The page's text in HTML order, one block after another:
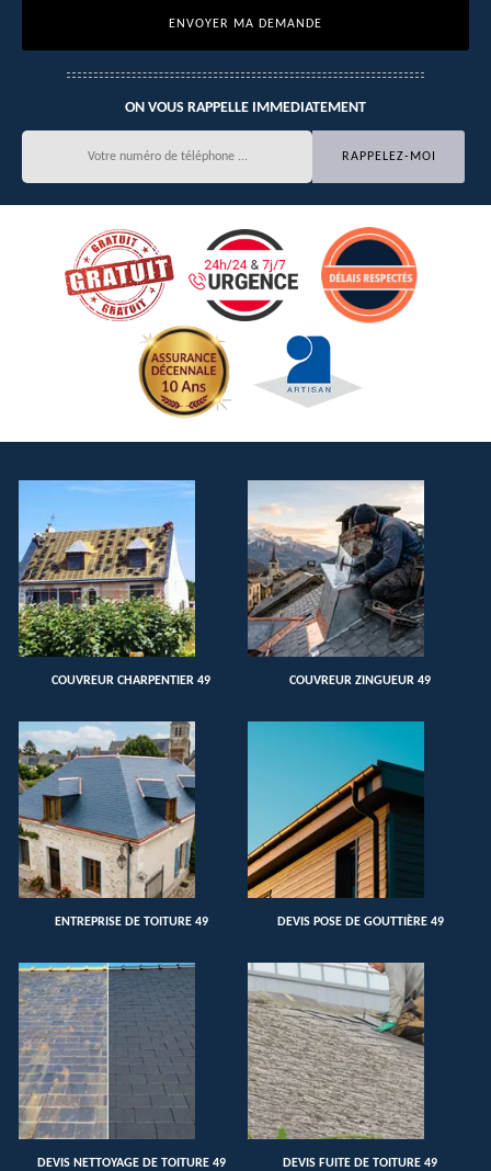
ON VOUS RAPPELLE IMMEDIATEMENT
COUVREUR CHARPENTIER 49 COUVREUR ZINGUEUR 49
ENTREPRISE DE TOITURE 49 DEVIS POSE DE GOUTTIÈRE 49
DEVIS NETTOYAGE DE TOITURE 49 DEVIS FUITE DE TOITURE 49